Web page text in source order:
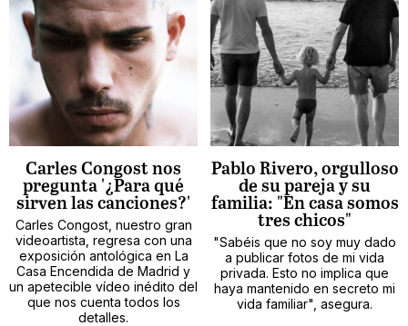
Carles Congost nos
pregunta '¿Para qué
sirven las canciones?'
Carles Congost, nuestro gran
videoartista, regresa con una
exposición antológica en La
Casa Encendida de Madrid y
un apetecible vídeo inédito del
que nos cuenta todos los
detalles.
Pablo Rivero, orgulloso
de su pareja y su
familia: "En casa somos
tres chicos"
"Sabéis que no soy muy dado
a publicar fotos de mi vida
privada. Esto no implica que
haya mantenido en secreto mi
vida familiar", asegura.